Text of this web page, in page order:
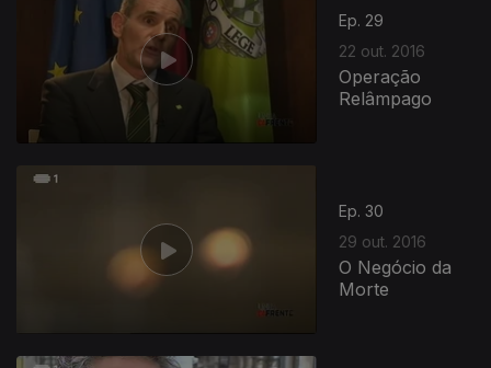
Ep. 29
22 out. 2016
Operação
Relâmpago
Ep. 30
29 out. 2016
O Negócio da
Morte